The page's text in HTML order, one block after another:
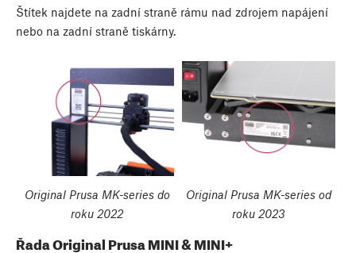
Štítek najdete na zadní straně rámu nad zdrojem napájení
nebo na zadní straně tiskárny.
Original Prusa MK-series do
roku 2022
Original Prusa MK-series od
roku 2023
Řada Original Prusa MINI & MINI+